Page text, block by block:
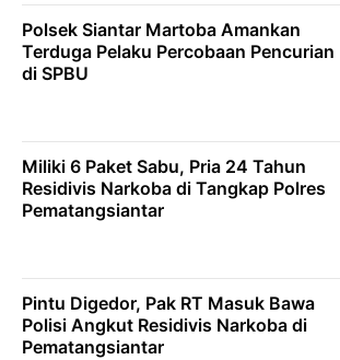
Polsek Siantar Martoba Amankan
Terduga Pelaku Percobaan Pencurian
di SPBU
Miliki 6 Paket Sabu, Pria 24 Tahun
Residivis Narkoba di Tangkap Polres
Pematangsiantar
Pintu Digedor, Pak RT Masuk Bawa
Polisi Angkut Residivis Narkoba di
Pematangsiantar